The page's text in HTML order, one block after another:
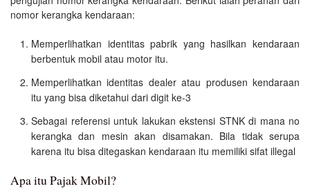
nomor kerangka kendaraan:
Memperlihatkan identitas pabrik yang hasilkan kendaraan
berbentuk mobil atau motor itu.
Memperlihatkan identitas dealer atau produsen kendaraan
itu yang bisa diketahui dari digit ke-3
Sebagai referensi untuk lakukan ekstensi STNK di mana no
kerangka dan mesin akan disamakan. Bila tidak serupa
karena itu bisa ditegaskan kendaraan itu memiliki sifat illegal
Apa itu Pajak Mobil?